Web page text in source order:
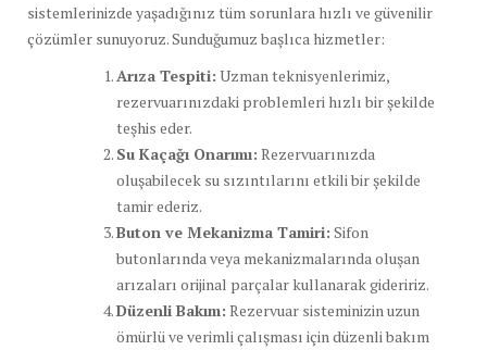
sistemlerinizde yaşadığınız tüm sorunlara hızlı ve güvenilir
çözümler sunuyoruz. Sunduğumuz başlıca hizmetler:
Arıza Tespiti: Uzman teknisyenlerimiz,
rezervuarınızdaki problemleri hızlı bir şekilde
teşhis eder.
Su Kaçağı Onarımı: Rezervuarınızda
oluşabilecek su sızıntılarını etkili bir şekilde
tamir ederiz.
Buton ve Mekanizma Tamiri: Sifon
butonlarında veya mekanizmalarında oluşan
arızaları orijinal parçalar kullanarak gideririz.
Düzenli Bakım: Rezervuar sisteminizin uzun
ömürlü ve verimli çalışması için düzenli bakım